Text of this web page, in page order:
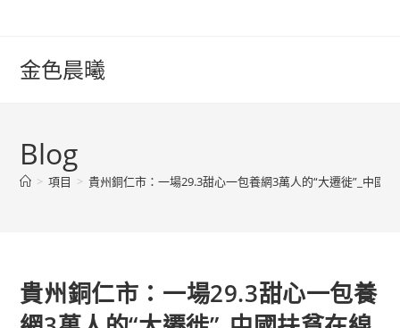
content金色晨曦
Blog
> 項目 > 貴州銅仁市：一場29.3甜心一包養網3萬人的“大遷徙”_中國
貴州銅仁市：一場29.3甜心一包養